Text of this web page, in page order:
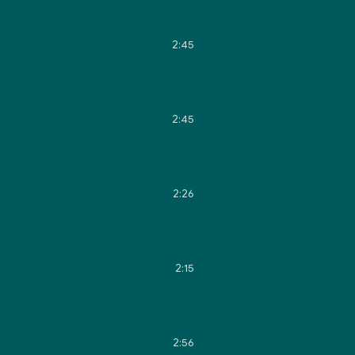
2:45
2:45
2:26
2:15
2:56